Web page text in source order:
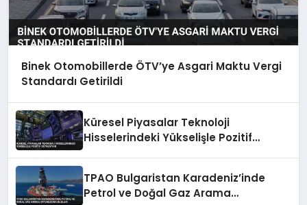
Binek Otomobillerde ÖTV’ye Asgari Maktu Vergi
Standardı Getirildi
Küresel Piyasalar Teknoloji
Hisselerindeki Yükselişle Pozitif
TPAO Bulgaristan Karadeniz’inde
Petrol ve Doğal Gaz Arama